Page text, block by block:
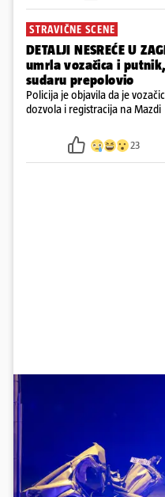
STRAVIČNE SCENE
DETALJI NESREĆE U
umrla vozačica i
sudaru prepolovio
Policija je objavila da je
dozvola i registracija na Mazdi
23